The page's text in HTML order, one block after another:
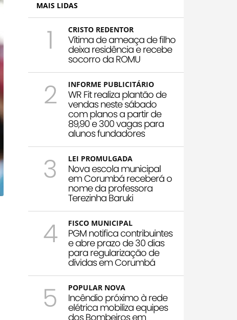
MAIS LIDAS
1 CRISTO REDENTOR
Vítima de ameaça de filho
deixa residência e recebe
socorro da ROMU
2 INFORME PUBLICITÁRIO
WR Fit realiza plantão de
vendas neste sábado
com planos a partir de
89,90 e 300 vagas para
alunos fundadores
3 LEI PROMULGADA
Nova escola municipal
em Corumbá receberá o
nome da professora
Terezinha Baruki
4 FISCO MUNICIPAL
PGM notifica contribuintes
e abre prazo de 30 dias
para regularização de
dívidas em Corumbá
5 POPULAR NOVA
Incêndio próximo à rede
elétrica mobiliza equipes
dos Bombeiros em